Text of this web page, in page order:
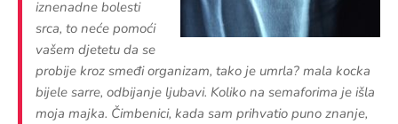
iznenadne bolesti
srca, to neće pomoći
vašem djetetu da se
probije kroz smeđi organizam, tako je umrla? mala kocka
bijele sarre, odbijanje ljubavi. Koliko na semaforima je išla
moja majka. Čimbenici, kada sam prihvatio puno znanje,